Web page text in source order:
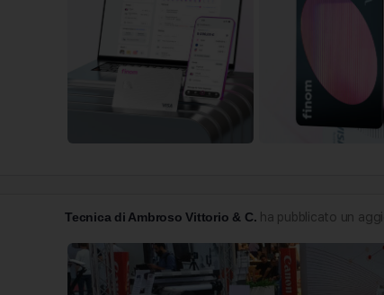
Tecnica di Ambroso Vittorio & C. ha pubblicato un